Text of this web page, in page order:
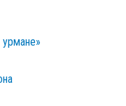
урмане»